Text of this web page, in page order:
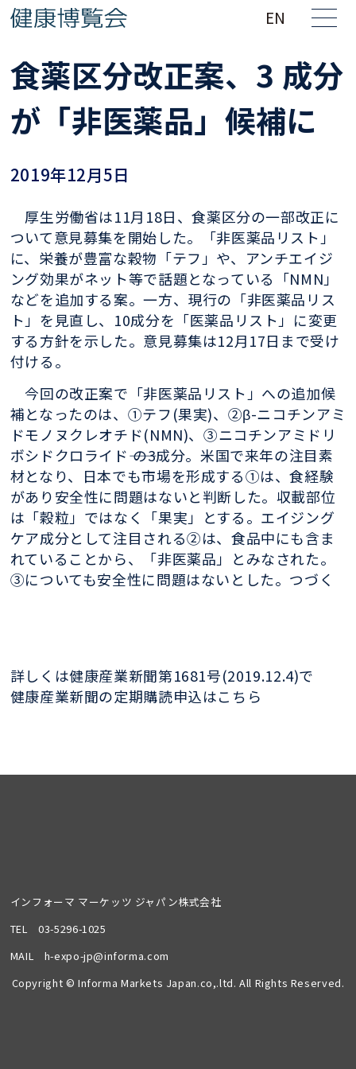
EN
食薬区分改正案、3 成分
が「非医薬品」候補に
2019年12月5日
厚生労働省は11月18日、食薬区分の一部改正に
ついて意見募集を開始した。「非医薬品リスト」
に、栄養が豊富な穀物「テフ」や、アンチエイジ
ング効果がネット等で話題となっている「NMN」
などを追加する案。一方、現行の「非医薬品リス
ト」を見直し、10成分を「医薬品リスト」に変更
する方針を示した。意見募集は12月17日まで受け
付ける。
今回の改正案で「非医薬品リスト」への追加候
補となったのは、①テフ(果実)、②β-ニコチンアミ
ドモノヌクレオチド(NMN)、③ニコチンアミドリ
ボシドクロライド―― の3成分。米国で来年の注目素
材となり、日本でも市場を形成する①は、食経験
があり安全性に問題はないと判断した。収載部位
は「穀粒」ではなく「果実」とする。エイジング
ケア成分として注目される②は、食品中にも含ま
れていることから、「非医薬品」とみなされた。
③についても安全性に問題はないとした。つづく
詳しくは健康産業新聞第1681号(2019.12.4)で
健康産業新聞の定期購読申込はこちら
インフォーマ マーケッツ ジャパン株式会社
TEL03-5296-1025
MAIL h-expo-jp@informa.com
Copyright © Informa Markets Japan.co,.ltd. All Rights Reserved.